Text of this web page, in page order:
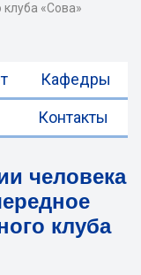
«Сова»
Кафедры
Контакты
человека
клуба